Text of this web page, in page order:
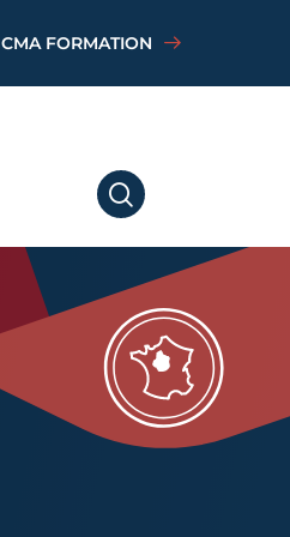
CMA FORMATION
RECHERCHER